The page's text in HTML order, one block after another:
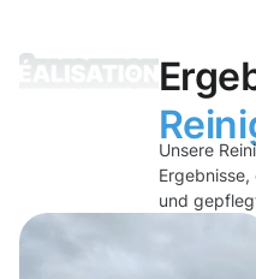
Unsere
und